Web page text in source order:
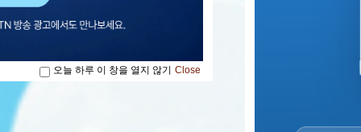
오늘 하루 이 창을 열지 않기 Close